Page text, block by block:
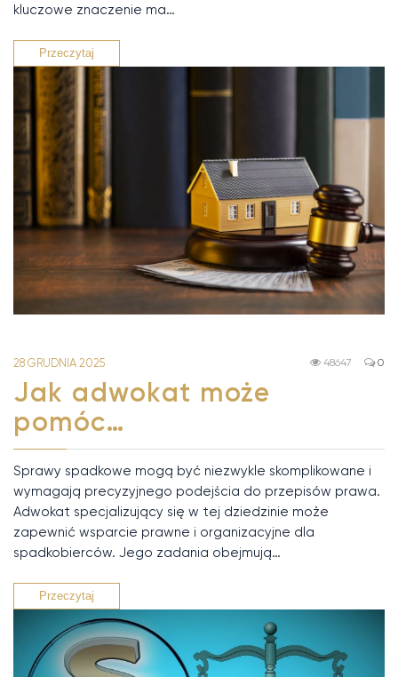
kluczowe znaczenie ma…
Przeczytaj
28 GRUDNIA 2025 0
48647
Jak adwokat może
pomóc…
Sprawy spadkowe mogą być niezwykle skomplikowane i
wymagają precyzyjnego podejścia do przepisów prawa.
Adwokat specjalizujący się w tej dziedzinie może
zapewnić wsparcie prawne i organizacyjne dla
spadkobierców. Jego zadania obejmują…
Przeczytaj